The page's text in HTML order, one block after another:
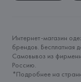
Интернет-магазин
брендов. Бесплатная
Самовывоз из
Россию.
*Подробнее на